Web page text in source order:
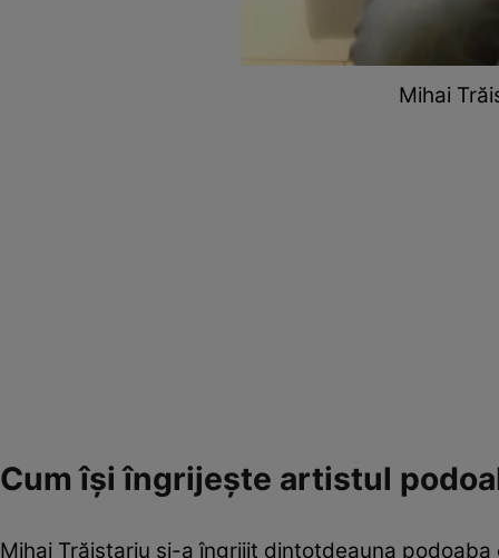
Mihai
Cum își îngrijește artistul
Mihai Trăistariu și-a îngrijit dintotdeauna